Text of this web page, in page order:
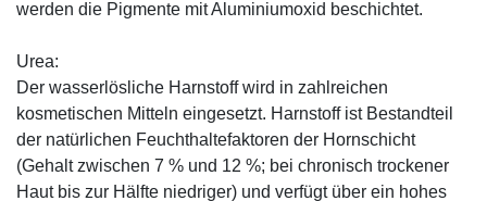
werden die Pigmente mit Aluminiumoxid beschichtet.
Urea:
Der wasserlösliche Harnstoff wird in zahlreichen
kosmetischen Mitteln eingesetzt. Harnstoff ist Bestandteil
der natürlichen Feuchthaltefaktoren der Hornschicht
(Gehalt zwischen 7 % und 12 %; bei chronisch trockener
Haut bis zur Hälfte niedriger) und verfügt über ein hohes